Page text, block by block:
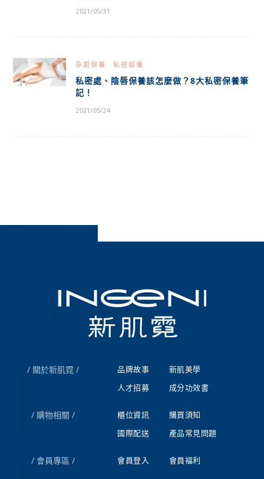
2021/05/31
孕期保養 私密保養
私密處、陰唇保養該怎麼做？8大私密保養筆
記！
2021/05/24
關於新肌霓 品牌故事
新肌美學
人才招募
成分功效書
購物相關 櫃位資訊
購買須知
國際配送
產品常見問題
會員專區 會員登入 會員福利